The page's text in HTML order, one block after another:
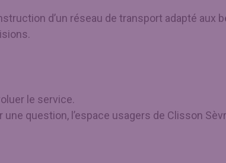
d’un réseau de transport adapté
le service.
question, l’espace usagers de Clisson